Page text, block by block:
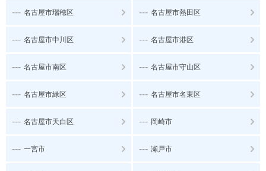
--- 名古屋市瑞穂区 --- 名古屋市熱田区
--- 名古屋市中川区 --- 名古屋市港区
--- 名古屋市南区 --- 名古屋市守山区
--- 名古屋市緑区 --- 名古屋市名東区
--- 名古屋市天白区 --- 岡崎市
--- 一宮市 --- 瀬戸市